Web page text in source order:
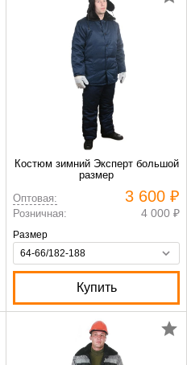
Костюм зимний Эксперт большой
размер
Оптовая:
3 600 ₽
Розничная: 4 000 ₽
Размер
Купить